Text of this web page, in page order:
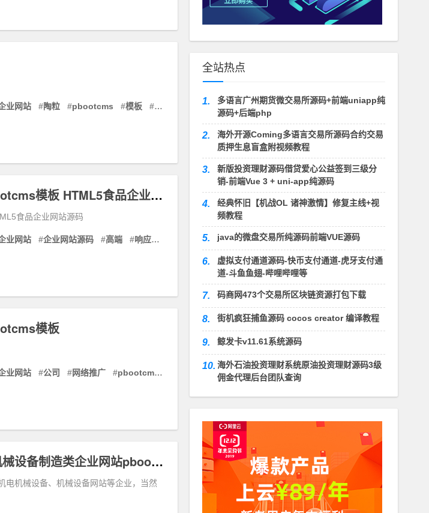
业网站 #陶粒 #pbootcms #模板 #批发
响应式高端食品加工企业网站pbootcms模板 HTML5食品企业网站源码
食品企业网站源码
业网站 #企业网站源码 #高端 #响应式 食品加工
模板
业网站 #公司 #网络推广 #pbootcms
蓝色大气机械设备网站源码机电机械设备制造类企业网站pbootcms模板
电机械设备、机械设备网站等企业，当然
全站热点
1.
多语言广州期货微交易所源码+前端uniapp纯
源码+后端php
2.
海外开源Coming多语言交易所源码合约交易
质押生息盲盒附视频教程
3.
新版投资理财源码借贷爱心公益签到三级分
销-前端Vue 3 + uni-app纯源码
4.
经典怀旧【机战OL 诸神激情】修复主线+视
频教程
5. java的微盘交易所纯源码前端VUE源码
6.
虚拟支付通道源码-快币支付通道-虎牙支付通
道-斗鱼鱼翅-哔哩哔哩等
7. 码商网473个交易所区块链资源打包下载
8. 街机疯狂捕鱼源码 cocos creator 编译教程
9. 鲸发卡v11.61系统源码
10. 海外石油投资理财系统原油投资理财源码3级
佣金代理后台团队查询